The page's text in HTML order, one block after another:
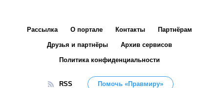
Рассылка О портале Контакты Партнёрам
Друзья и партнёры Архив сервисов
Политика конфиденциальности
RSS Помочь «Правмиру»